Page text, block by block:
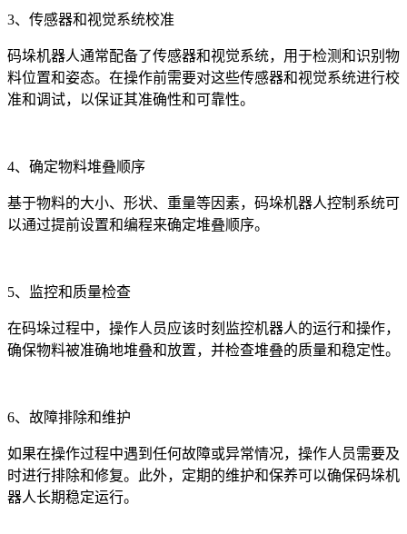
3、传感器和视觉系统校准
码垛机器人通常配备了传感器和视觉系统，用于检测和识别物
料位置和姿态。在操作前需要对这些传感器和视觉系统进行校
准和调试，以保证其准确性和可靠性。
4、确定物料堆叠顺序
基于物料的大小、形状、重量等因素，码垛机器人控制系统可
以通过提前设置和编程来确定堆叠顺序。
5、监控和质量检查
在码垛过程中，操作人员应该时刻监控机器人的运行和操作，
确保物料被准确地堆叠和放置，并检查堆叠的质量和稳定性。
6、故障排除和维护
如果在操作过程中遇到任何故障或异常情况，操作人员需要及
时进行排除和修复。此外，定期的维护和保养可以确保码垛机
器人长期稳定运行。